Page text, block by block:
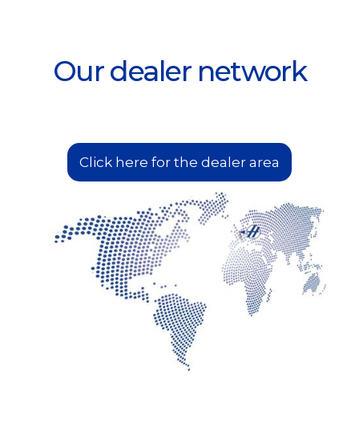
Our dealer network
Click here for the dealer area